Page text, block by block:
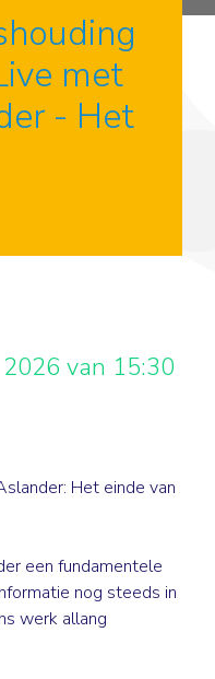
met
- Het
van 15:30
Het einde van
een fundamentele
nog steeds in
werk allang